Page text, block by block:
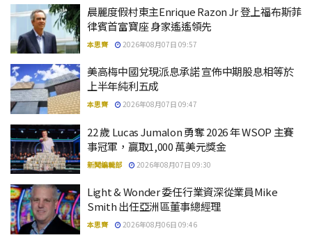
晨麗度假村東主Enrique Razon Jr 登上福布斯菲
律賓首富寶座 身家遙遙領先
本思齊 2026年08月07日 09:57
美高梅中國兌現派息承諾 宣佈中期股息相等於
上半年純利五成
本思齊 2026年08月07日 09:47
22 歲 Lucas Jumalon 勇奪 2026 年 WSOP 主賽
事冠軍，贏取1,000 萬美元獎金
新聞編輯部 2026年08月07日 09:30
Light & Wonder 委任行業資深從業員Mike
Smith 出任亞洲區董事總經理
本思齊 2026年08月06日 09:46